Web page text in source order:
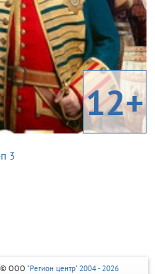
12+
3
© ООО "Регион центр" 2004 - 2026